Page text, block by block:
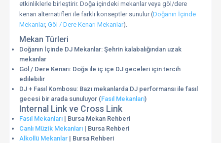
etkinliklerle birleştirir. Doğa içindeki mekanlar veya göl/dere
kenarı alternatifleri ile farklı konseptler sunulur (Doğanın İçinde
Mekanlar, Göl / Dere Kenarı Mekanlar).
Mekan Türleri
Doğanın İçinde DJ Mekanlar: Şehrin kalabalığından uzak
mekanlar
Göl / Dere Kenarı: Doğa ile iç içe DJ geceleri için tercih
edilebilir
DJ + Fasıl Kombosu: Bazı mekanlarda DJ performansı ile fasıl
gecesi bir arada sunuluyor (Fasıl Mekanları)
Internal Link ve Cross Link
Fasıl Mekanları| Bursa Mekan Rehberi
Canlı Müzik Mekanları| Bursa Rehberi
Alkollü Mekanlar| Bursa Rehberi